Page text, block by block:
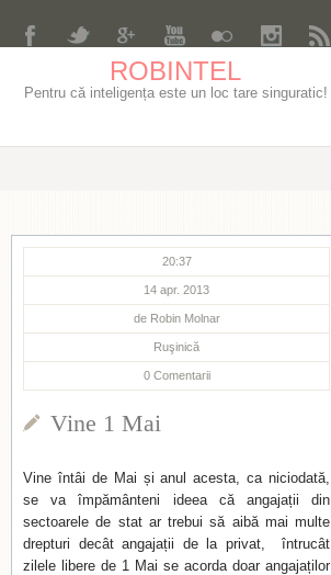
ROBINTEL
Pentru că inteligența este un loc tare singuratic!
20:37
14 apr. 2013
de Robin Molnar
Ruşinică
0 Comentarii
Vine 1 Mai
Vine întâi de Mai și anul acesta, ca niciodată,
se va împământeni ideea că angajații din
sectoarele de stat ar trebui să aibă mai multe
drepturi decât angajații de la privat, întrucât
zilele libere de 1 Mai se acorda doar angajaților